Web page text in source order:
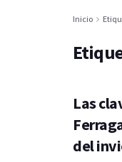
Inicio
Las
del